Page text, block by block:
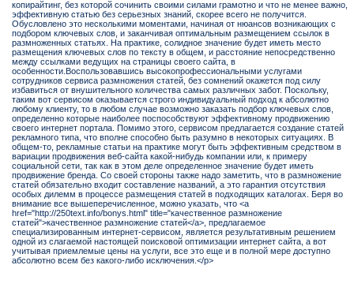
копирайтинг, без которой сочинить своими силами грамотно и что не менее важно,
эффективную статью без серьезных знаний, скорее всего не получится.
Обусловлено это несколькими моментами, начиная от нюансов возникающих с
подбором ключевых слов, и заканчивая оптимальным размещением ссылок в
размноженных статьях. На практике, солидное значение будет иметь место
размещения ключевых слов по тексту в общем, и расстояние непосредственно
между ссылками ведущих на страницы своего сайта, в
особенности.Воспользовавшись высокопрофессиональными услугами
сотрудников сервиса размножения статей, без сомнений окажется под силу
избавиться от внушительного количества самых различных забот. Поскольку,
таким вот сервисом оказывается строго индивидуальный подход к абсолютно
любому клиенту, то в любом случае возможно заказать подбор ключевых слов,
определенно которые наиболее поспособствуют эффективному продвижению
своего интернет портала. Помимо этого, сервисом предлагается создание статей
рекламного типа, что вполне способно быть разумно в некоторых ситуациях. В
общем-то, рекламные статьи на практике могут быть эффективным средством в
вариации продвижения веб-сайта какой-нибудь компании или, к примеру
социальной сети, так как в этом деле определенное значение будет иметь
продвижение бренда. Со своей стороны также надо заметить, что в размножение
статей обязательно входит составление названий, а это гарантия отсутствия
особых дилемм в процессе размещения статей в подходящих каталогах. Беря во
внимание все вышеперечисленное, можно указать, что <a
href="http://250text.info/bonys.html" title="качественное размножение
статей">качественное размножение статей</a>, предлагаемое
специализированным интернет-сервисом, является результативным решением
одной из слагаемой настоящей поисковой оптимизации интернет сайта, а вот
учитывая приемлемые цены на услуги, все это еще и в полной мере доступно
абсолютно всем без какого-либо исключения.</p>